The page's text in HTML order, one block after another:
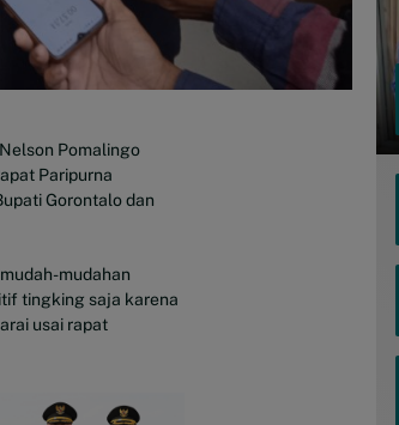
Pomalingo
Paripurna
Gorontalo dan
mudahan
tingking saja karena
usai rapat